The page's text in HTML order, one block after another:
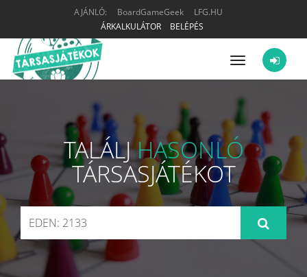
AJÁNLÓ: BoardGameGeek
LFG.HU
ÁRKALKULÁTOR
BELÉPÉS
Menü
TALÁLJHASONLÓ
TÁRSASJÁTÉKOT